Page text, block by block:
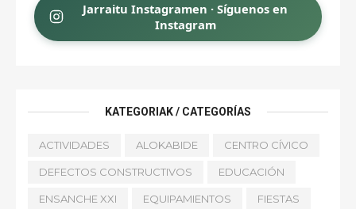
Jarraitu Instagramen · Síguenos en
Instagram
KATEGORIAK / CATEGORÍAS
ACTIVIDADES ALOKABIDE CENTRO CÍVICO
DEFECTOS CONSTRUCTIVOS EDUCACIÓN
ENSANCHE XXI EQUIPAMIENTOS FIESTAS